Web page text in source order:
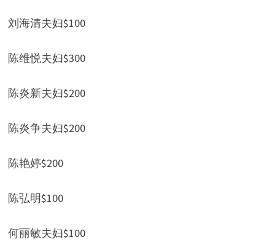
刘海清夫妇$100
陈维悦夫妇$300
陈炎新夫妇$200
陈炎争夫妇$200
陈艳婷$200
陈弘明$100
何丽敏夫妇$100